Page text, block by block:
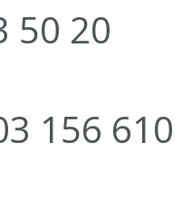
50 20
156 610